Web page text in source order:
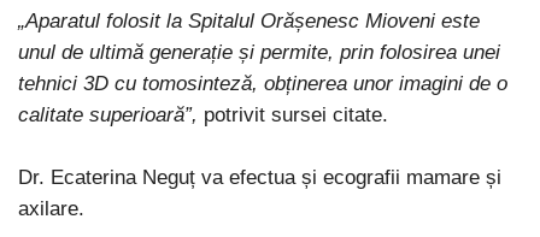
„Aparatul folosit la Spitalul Orășenesc Mioveni este
unul de ultimă generație și permite, prin folosirea unei
tehnici 3D cu tomosinteză, obținerea unor imagini de o
calitate superioară”, potrivit sursei citate.
Dr. Ecaterina Neguț va efectua și ecografii mamare și
axilare.